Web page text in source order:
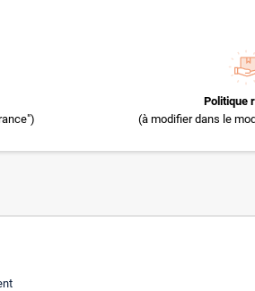
Politique
(à modifier dans le